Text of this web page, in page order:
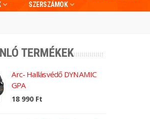
SZERSZÁMOK
TERMÉKEK
Arc- Hallásvédő DYNAMIC
GPA
18 990 Ft